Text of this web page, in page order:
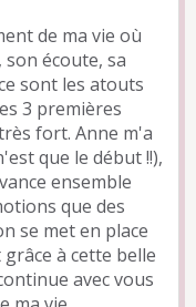
de ma vie où
son écoute, sa
sont les atouts
3 premières
fort. Anne m'a
que le début !!),
ensemble
que des
se met en place
à cette belle
avec vous